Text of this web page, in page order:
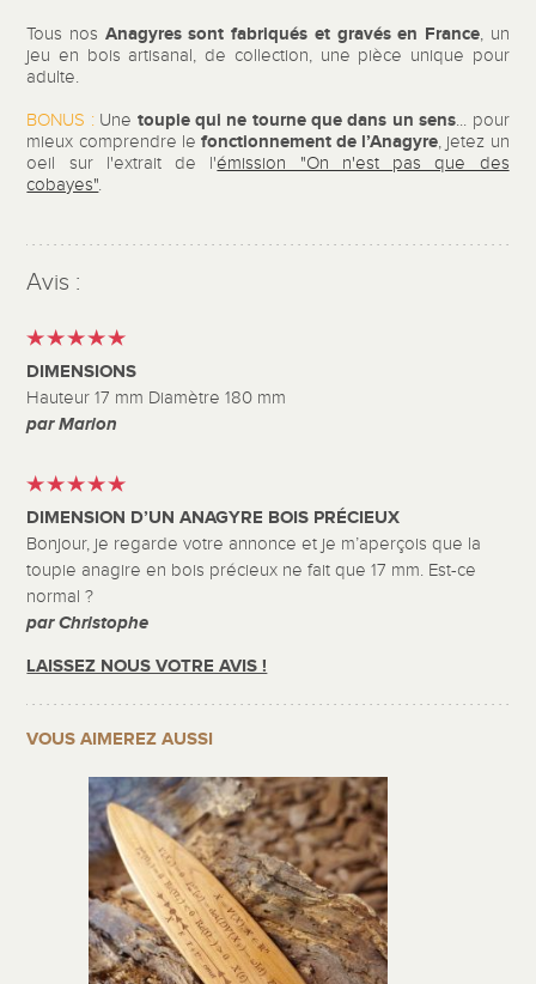
Tous nos Anagyres sont fabriqués et gravés en France, un
jeu en bois artisanal, de collection, une pièce unique pour
adulte.
BONUS : Une toupie qui ne tourne que dans un sens... pour
mieux comprendre le fonctionnement de l’Anagyre, jetez un
oeil sur l'extrait de l'émission "On n'est pas que des
cobayes".
Avis :
DIMENSIONS
Hauteur 17 mm Diamètre 180 mm
par Marion
DIMENSION D’UN ANAGYRE BOIS PRÉCIEUX
Bonjour, je regarde votre annonce et je m’aperçois que la
toupie anagire en bois précieux ne fait que 17 mm. Est-ce
normal ?
par Christophe
LAISSEZ NOUS VOTRE AVIS !
VOUS AIMEREZ AUSSI